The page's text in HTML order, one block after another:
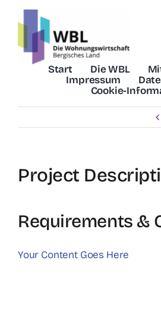
Start Die WBL
Impressum
Cookie-
Project
Requirements &
Your Content Goes Here